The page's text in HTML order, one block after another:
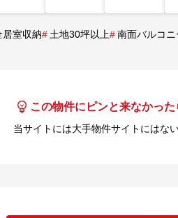
居室収納# 土地30坪以上#南面バルコニ
この物件にピンと来なかっ
当サイトには大手物件サイトにはな